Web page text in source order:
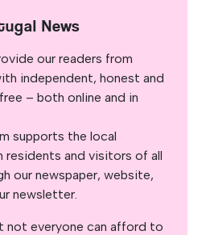
News
our readers from
independent, honest and
– both online and in
supports the local
residents and visitors of all
our newspaper, website,
newsletter.
not everyone can afford to